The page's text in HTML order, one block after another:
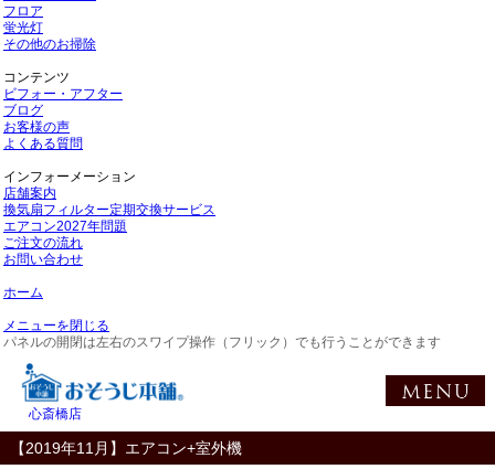
フロア
蛍光灯
その他のお掃除
コンテンツ
ビフォー・アフター
ブログ
お客様の声
よくある質問
インフォーメーション
店舗案内
換気扇フィルター定期交換サービス
エアコン2027年問題
ご注文の流れ
お問い合わせ
ホーム
メニューを閉じる
パネルの開閉は左右のスワイプ操作（フリック）でも行うことができます
心斎橋店
【2019年11月】エアコン+室外機